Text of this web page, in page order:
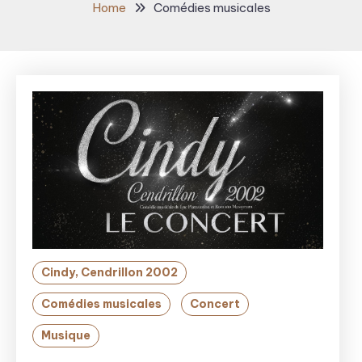
Home Comédies musicales
Cindy, Cendrillon 2002
Comédies musicales Concert
Musique